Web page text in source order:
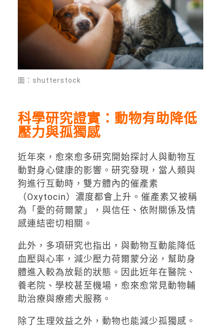
圖：shutterstock
科學研究證實：動物有助降低
壓力與孤獨感
近年來，愈來愈多研究開始探討人與動物互
動對身心健康的影響。研究發現，當人類與
狗進行互動時，雙方體內的催產素
（Oxytocin）濃度都會上升。催產素又被稱
為「愛的荷爾蒙」，與信任、依附關係及情
感連結密切相關。
此外，多項研究也指出，與動物互動能降低
血壓與心率，減少壓力荷爾蒙分泌，幫助身
體進入較為放鬆的狀態。因此近年在醫院、
養老院、學校甚至機場，愈來愈常見動物輔
助治療與療癒犬服務。
除了生理效益之外，動物也能減少孤獨感。